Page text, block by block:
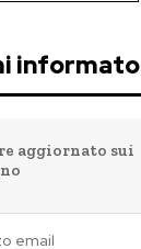
informato
aggiornato sui